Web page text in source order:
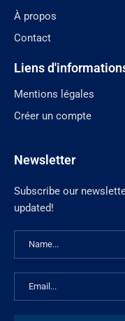
À propos
Contact
Liens
Mentions légales
Créer un compte
Newsletter
Subscribe our
updated!